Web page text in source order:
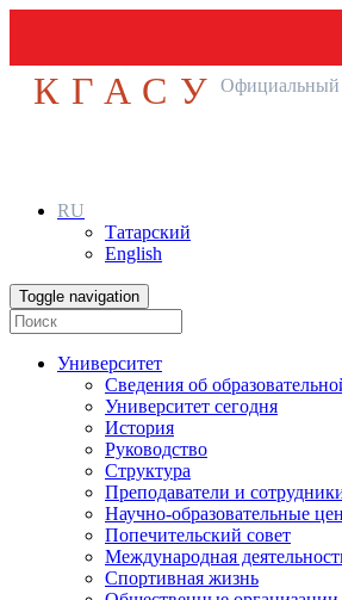
КГАСУ Официальный
RU
Татарский
English
Toggle navigation
Университет
Сведения об
Университет сегодня
История
Руководство
Структура
Преподаватели и
Научно-образовательные
Попечительский совет
Международная
Спортивная жизнь